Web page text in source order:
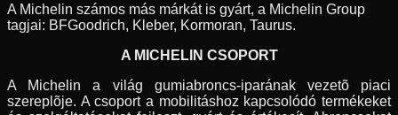
A Michelin számos más márkát is gyárt, a Michelin Group
tagjai: BFGoodrich, Kleber, Kormoran, Taurus.
A MICHELIN CSOPORT
A Michelin a világ gumiabroncs-iparának vezetõ piaci
szereplõje. A csoport a mobilitáshoz kapcsolódó termékeket